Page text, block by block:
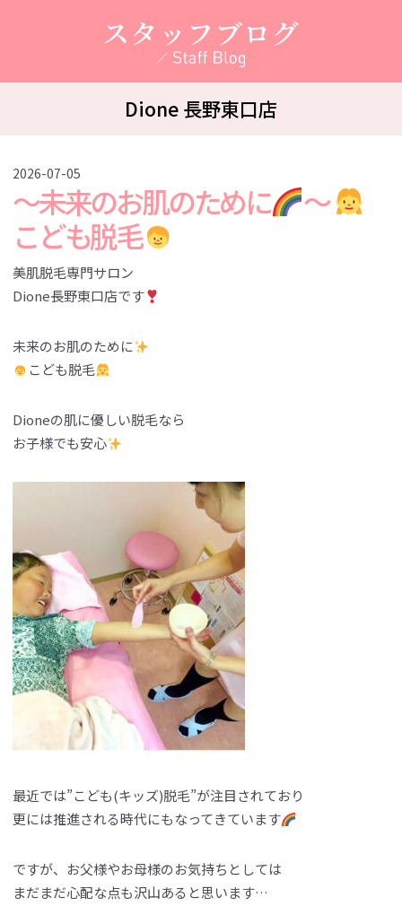
スタッフブログ
Dione 長野東口店
2026-07-05
〜未来のお肌のために
〜
こども脱毛
美肌脱毛専門サロン
Dione長野東口店です
未来のお肌のために
こども脱毛
Dioneの肌に優しい脱毛なら
お子様でも安心
最近では”こども(キッズ)脱毛”が注目されており
更には推進される時代にもなってきています
ですが、お父様やお母様のお気持ちとしては
まだまだ心配な点も沢山あると思います…